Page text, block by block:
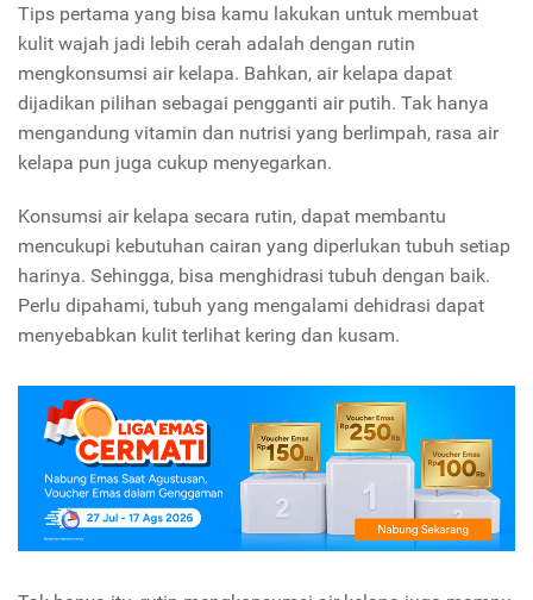
Tips pertama yang bisa kamu lakukan untuk membuat
kulit wajah jadi lebih cerah adalah dengan rutin
mengkonsumsi air kelapa. Bahkan, air kelapa dapat
dijadikan pilihan sebagai pengganti air putih. Tak hanya
mengandung vitamin dan nutrisi yang berlimpah, rasa air
kelapa pun juga cukup menyegarkan.
Konsumsi air kelapa secara rutin, dapat membantu
mencukupi kebutuhan cairan yang diperlukan tubuh setiap
harinya. Sehingga, bisa menghidrasi tubuh dengan baik.
Perlu dipahami, tubuh yang mengalami dehidrasi dapat
menyebabkan kulit terlihat kering dan kusam.